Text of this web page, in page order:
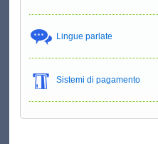
Lingue parlate
Sistemi di pagamento